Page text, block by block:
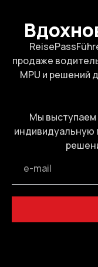
продаже
MPU и решений
Мы выступаем
индивидуальную